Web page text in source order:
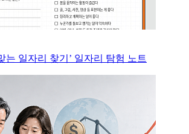
는 일자리 찾기’ 일자리 탐험 노트